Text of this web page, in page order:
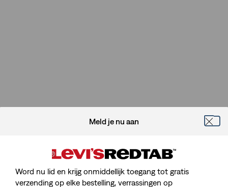
Meld je nu aan
Word nu lid en krijg onmiddellijk toegang tot gratis
verzending op elke bestelling, verrassingen op